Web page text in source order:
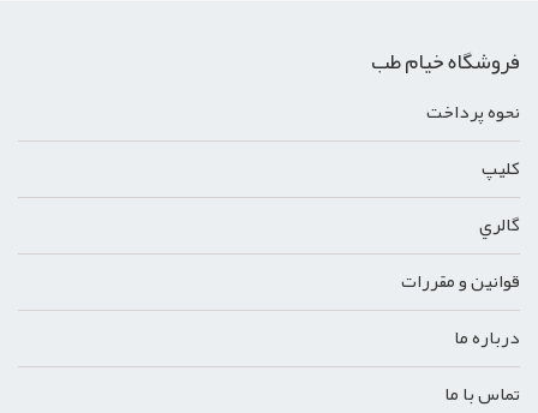
فروشگاه خیام طب
نحوه پرداخت
کليپ
گالري
قوانين و مقررات
درباره ما
تماس با ما